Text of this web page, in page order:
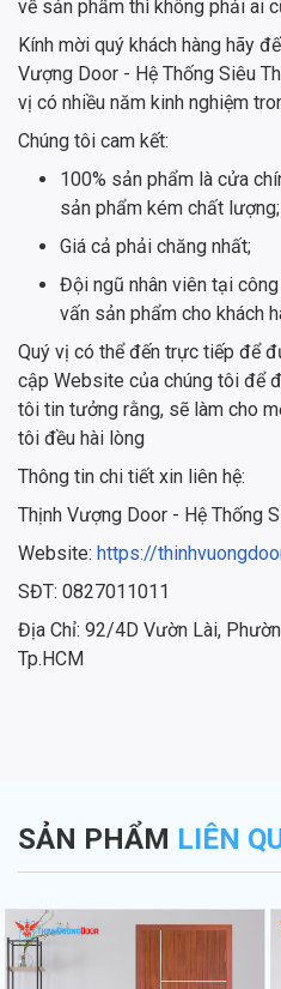
về sản phẩm thì không phải ai
Kính mời quý khách hàng hãy
Vượng Door - Hệ Thống Siêu
vị có nhiều năm kinh nghiệm
Chúng tôi cam kết:
100% sản phẩm là cửa
sản phẩm kém chất lượng;
Giá cả phải chăng nhất;
Đội ngũ nhân viên tại
vấn sản phẩm cho khách
Quý vị có thể đến trực tiếp để
cập Website của chúng tôi để
tôi tin tưởng rằng, sẽ làm cho
tôi đều hài lòng
Thông tin chi tiết xin liên hệ:
Thịnh Vượng Door - Hệ Thống
Website: https://
SĐT: 0827011011
Địa Chỉ: 92/4D Vườn Lài,
Tp.HCM
SẢN PHẨM LIÊN